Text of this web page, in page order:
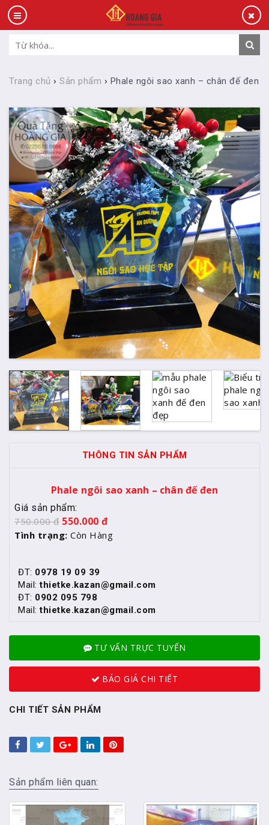
Trang chủ › Sản phẩm › Phale ngôi sao xanh – chân đế đen
THÔNG TIN SẢN PHẨM
Phale ngôi sao xanh – chân đế đen
Giá sản phẩm:
750.000đ 550.000 đ
Tình trạng: Còn Hàng
ĐT: 0978 19 09 39
Mail:thietke.kazan@gmail.com
ĐT: 0902 095 798
Mail:thietke.kazan@gmail.com
TƯ VẤN TRỰC TUYẾN
BÁO GIÁ CHI TIẾT
CHI TIẾT SẢN PHẨM
Sản phẩm liên quan: